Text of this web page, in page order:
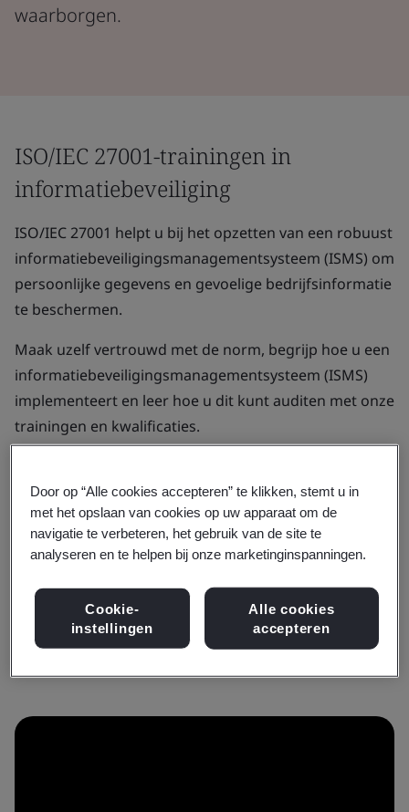
waarborgen.
ISO/IEC 27001-trainingen in
informatiebeveiliging
ISO/IEC 27001 helpt u bij het opzetten van een robuust
informatiebeveiligingsmanagementsysteem (ISMS) om
persoonlijke gegevens en gevoelige bedrijfsinformatie
te beschermen.
Maak uzelf vertrouwd met de norm, begrijp hoe u een
informatiebeveiligingsmanagementsysteem (ISMS)
implementeert en leer hoe u dit kunt auditen met onze
trainingen en kwalificaties.
is, in persoon of op uw eigen tempo met on-demand
eLearning.
Brochure downloaden
Door op “Alle cookies accepteren” te klikken, stemt u in
met het opslaan van cookies op uw apparaat om de
navigatie te verbeteren, het gebruik van de site te
analyseren en te helpen bij onze marketinginspanningen.
Cookie-
instellingen
Alle cookies
accepteren